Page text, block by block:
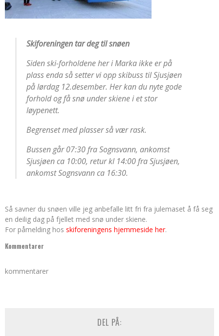
Skiforeningen tar deg til snøen
Siden ski-forholdene her i Marka ikke er på
plass enda så setter vi opp skibuss til Sjusjøen
på lørdag 12.desember. Her kan du nyte gode
forhold og få snø under skiene i et stor
løypenett.
Begrenset med plasser så vær rask.
Bussen går 07:30 fra Sognsvann, ankomst
Sjusjøen ca 10:00, retur kl 14:00 fra Sjusjøen,
ankomst Sognsvann ca 16:30.
Så savner du snøen ville jeg anbefalle litt fri fra julemaset å få seg
en deilig dag på fjellet med snø under skiene.
For påmelding hos skiforeningens hjemmeside her.
Kommentarer
kommentarer
DEL PÅ: